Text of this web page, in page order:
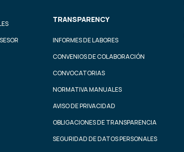
TRANSPARENCY
INFORMES DE LABORES
CONVENIOS DE COLABORACIÓN
CONVOCATORIAS
NORMATIVA MANUALES
AVISO DE PRIVACIDAD
OBLIGACIONES DE TRANSPARENCIA
SEGURIDAD DE DATOS PERSONALES